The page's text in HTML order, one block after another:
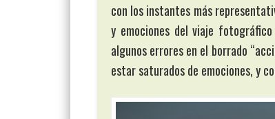
con los instantes más
y emociones del viaje
algunos errores en el borrado
estar saturados de emociones, y